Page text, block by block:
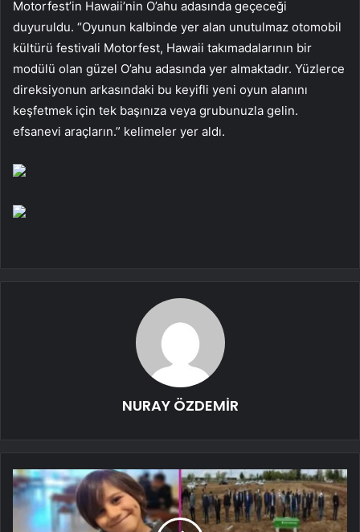
Motorfest’in Hawaii’nin O’ahu adasında geçeceği
duyuruldu. “Oyunun kalbinde yer alan unutulmaz otomobil
kültürü festivali Motorfest, Hawaii takımadalarının bir
modülü olan güzel O’ahu adasında yer almaktadır. Yüzlerce
direksiyonun arkasındaki bu keyifli yeni oyun alanını
keşfetmek için tek başınıza veya grubunuzla gelin.
efsanevi araçların.” kelimeler yer aldı.
NURAY ÖZDEMİR